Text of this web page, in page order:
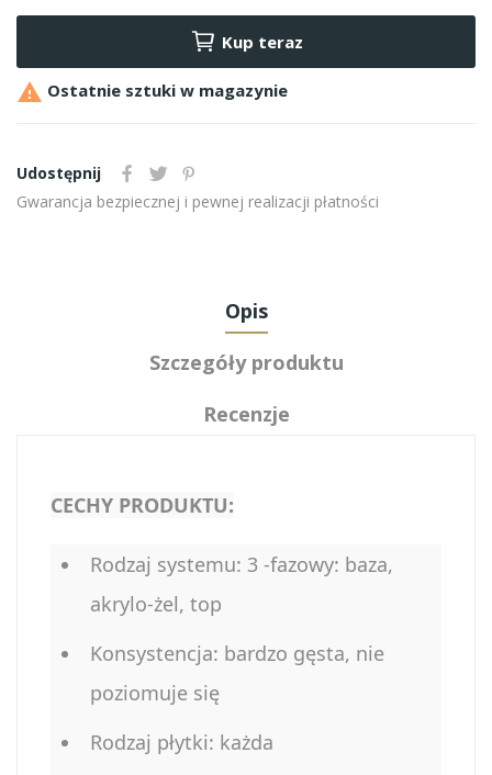
Kup teraz
 Ostatnie sztuki w magazynie
Udostępnij
Gwarancja bezpiecznej i pewnej realizacji płatności
Opis
Szczegóły produktu
Recenzje
CECHY PRODUKTU:
Rodzaj systemu: 3 -fazowy: baza,
akrylo-żel, top
Konsystencja: bardzo gęsta, nie
poziomuje się
Rodzaj płytki: każda